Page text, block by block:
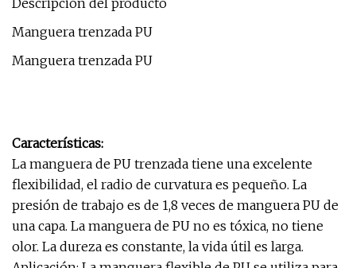
Descripción del producto
Manguera trenzada PU
Manguera trenzada PU
Características:
La manguera de PU trenzada tiene una excelente
flexibilidad, el radio de curvatura es pequeño. La
presión de trabajo es de 1,8 veces de manguera PU de
una capa. La manguera de PU no es tóxica, no tiene
olor. La dureza es constante, la vida útil es larga.